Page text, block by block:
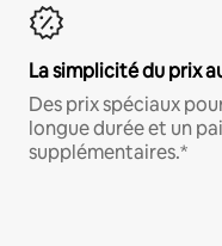
La simplicité du prix
Des prix spéciaux
longue durée et un
supplémentaires.*